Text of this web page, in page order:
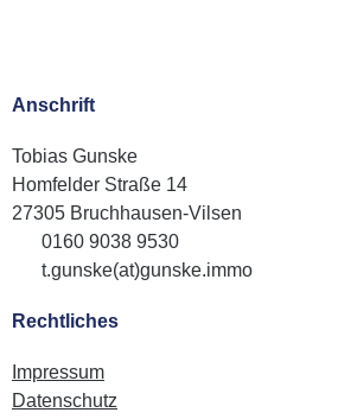
Anschrift
Tobias Gunske
Homfelder Straße 14
27305 Bruchhausen-Vilsen
0160 9038 9530
t.gunske(at)gunske.immo
Rechtliches
Impressum
Datenschutz